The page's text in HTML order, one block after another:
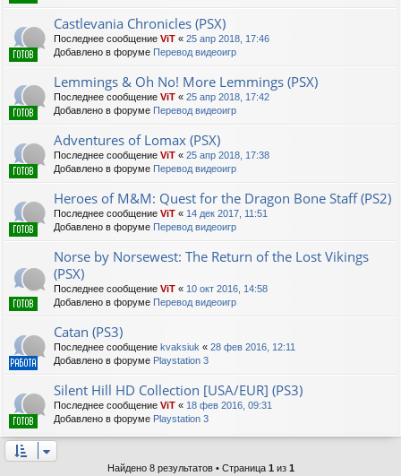
Castlevania Chronicles (PSX)
Последнее сообщение ViT « 25 апр 2018, 17:46
Добавлено в форуме Перевод видеоигр
Lemmings & Oh No! More Lemmings (PSX)
Последнее сообщение ViT « 25 апр 2018, 17:42
Добавлено в форуме Перевод видеоигр
Adventures of Lomax (PSX)
Последнее сообщение ViT « 25 апр 2018, 17:38
Добавлено в форуме Перевод видеоигр
Heroes of M&M: Quest for the Dragon Bone Staff (PS2)
Последнее сообщение ViT « 14 дек 2017, 11:51
Добавлено в форуме Перевод видеоигр
Norse by Norsewest: The Return of the Lost Vikings
(PSX)
Последнее сообщение ViT « 10 окт 2016, 14:58
Добавлено в форуме Перевод видеоигр
Catan (PS3)
Последнее сообщение kvaksiuk « 28 фев 2016, 12:11
Добавлено в форуме Playstation 3
Silent Hill HD Collection [USA/EUR] (PS3)
Последнее сообщение ViT « 18 фев 2016, 09:31
Добавлено в форуме Playstation 3
Найдено 8 результатов • Страница 1 из 1